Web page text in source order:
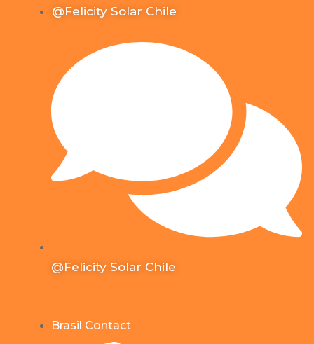
@Felicity Solar Chile
@Felicity Solar Chile
Brasil Contact